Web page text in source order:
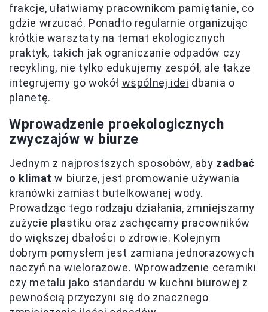
frakcje, ułatwiamy pracownikom pamiętanie, co
gdzie wrzucać. Ponadto regularnie organizując
krótkie warsztaty na temat ekologicznych
praktyk, takich jak ograniczanie odpadów czy
recykling, nie tylko edukujemy zespół, ale także
integrujemy go wokół wspólnej idei dbania o
planetę.
Wprowadzenie proekologicznych
zwyczajów w biurze
Jednym z najprostszych sposobów, aby zadbać
o klimat w biurze, jest promowanie używania
kranówki zamiast butelkowanej wody.
Prowadząc tego rodzaju działania, zmniejszamy
zużycie plastiku oraz zachęcamy pracowników
do większej dbałości o zdrowie. Kolejnym
dobrym pomysłem jest zamiana jednorazowych
naczyń na wielorazowe. Wprowadzenie ceramiki
czy metalu jako standardu w kuchni biurowej z
pewnością przyczyni się do znacznego